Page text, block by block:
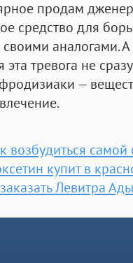
продам
средство для
аналогами. А
тревога не
—
возбудиться самой
купит в
Левитра